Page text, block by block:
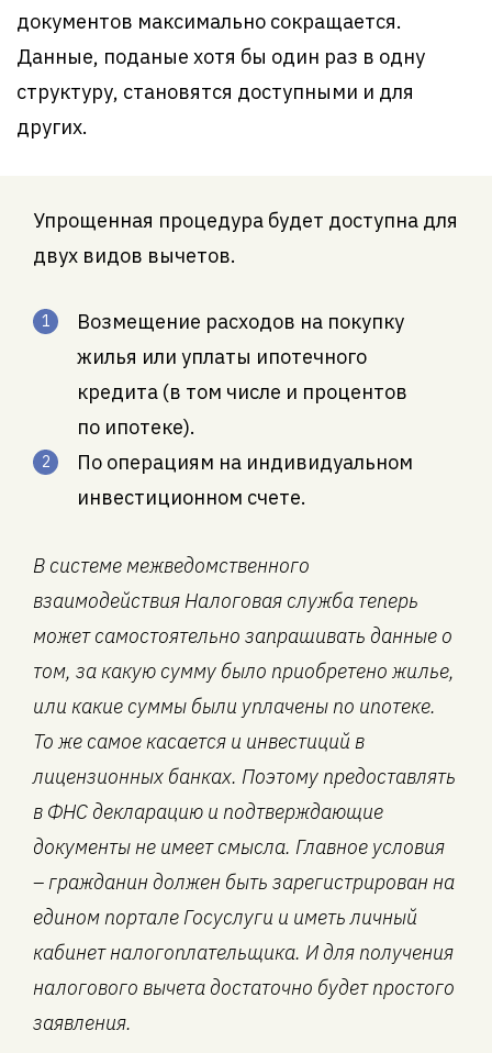
документов максимально сокращается.
Данные, поданые хотя бы один раз в одну
структуру, становятся доступными и для
других.
Упрощенная процедура будет доступна для
двух видов вычетов.
Возмещение расходов на покупку
жилья или уплаты ипотечного
кредита (в том числе и процентов
по ипотеке).
По операциям на индивидуальном
инвестиционном счете.
В системе межведомственного
взаимодействия Налоговая служба теперь
может самостоятельно запрашивать данные о
том, за какую сумму было приобретено жилье,
или какие суммы были уплачены по ипотеке.
То же самое касается и инвестиций в
лицензионных банках. Поэтому предоставлять
в ФНС декларацию и подтверждающие
документы не имеет смысла. Главное условия
– гражданин должен быть зарегистрирован на
едином портале Госуслуги и иметь личный
кабинет налогоплательщика. И для получения
налогового вычета достаточно будет простого
заявления.